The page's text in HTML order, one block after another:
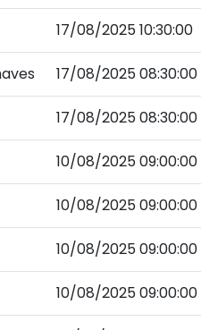
17/08/2025 10:30:00
17/08/2025 08:30:00
17/08/2025 08:30:00
10/08/2025 09:00:00
10/08/2025 09:00:00
10/08/2025 09:00:00
10/08/2025 09:00:00